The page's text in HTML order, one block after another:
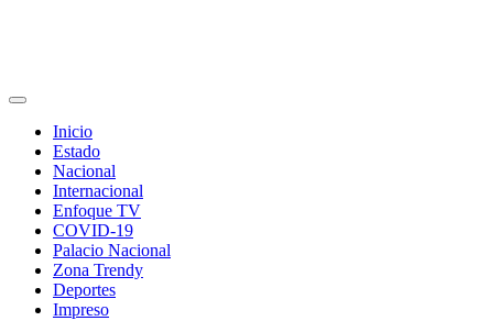
Inicio
Estado
Nacional
Internacional
Enfoque TV
COVID-19
Palacio Nacional
Zona Trendy
Deportes
Impreso